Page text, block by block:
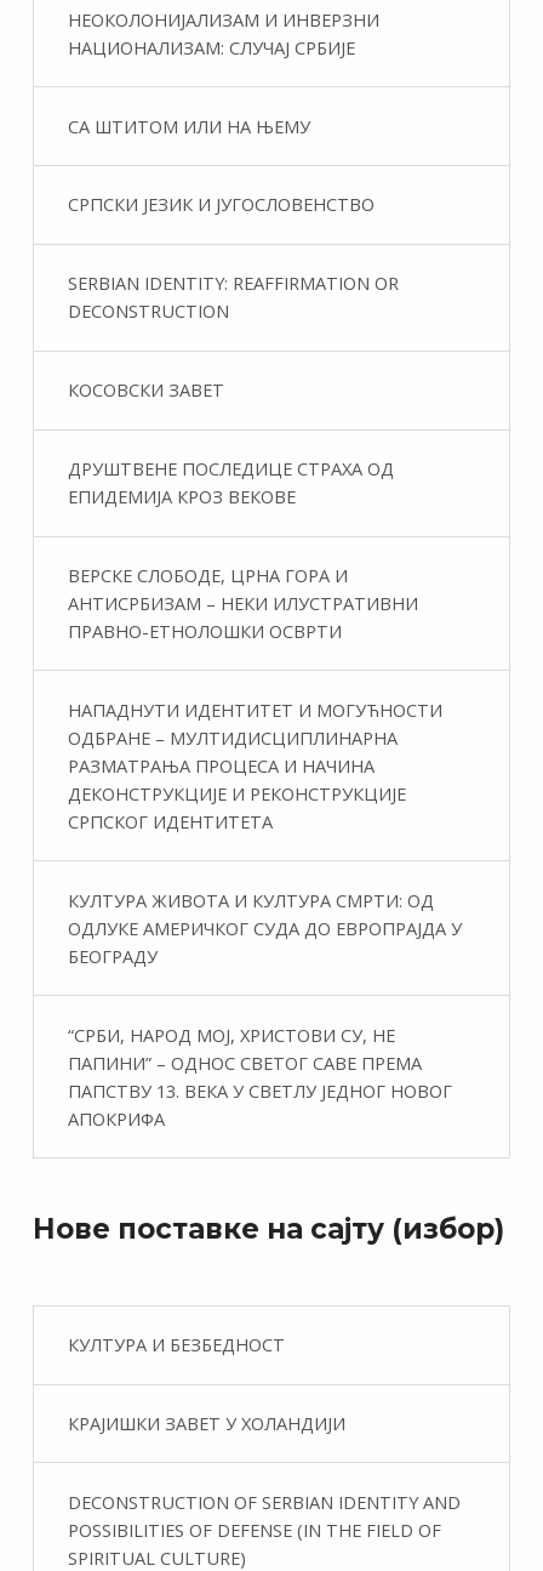
НЕОКОЛОНИЈАЛИЗАМ И ИНВЕРЗНИ
НАЦИОНАЛИЗАМ: СЛУЧАЈ СРБИЈЕ
СА ШТИТОМ ИЛИ НА ЊЕМУ
СРПСКИ ЈЕЗИК И ЈУГОСЛОВЕНСТВО
SERBIAN IDENTITY: REAFFIRMATION OR
DECONSTRUCTION
КОСОВСКИ ЗАВЕТ
ДРУШТВЕНЕ ПОСЛЕДИЦЕ СТРАХА ОД
ЕПИДЕМИЈА КРОЗ ВЕКОВЕ
ВЕРСКЕ СЛОБОДЕ, ЦРНА ГОРА И
АНТИСРБИЗАМ – НЕКИ ИЛУСТРАТИВНИ
ПРАВНО-ЕТНОЛОШКИ ОСВРТИ
НАПАДНУТИ ИДЕНТИТЕТ И МОГУЋНОСТИ
ОДБРАНЕ – МУЛТИДИСЦИПЛИНАРНА
РАЗМАТРАЊА ПРОЦЕСА И НАЧИНА
ДЕКОНСТРУКЦИЈЕ И РЕКОНСТРУКЦИЈЕ
СРПСКОГ ИДЕНТИТЕТА
КУЛТУРА ЖИВОТА И КУЛТУРА СМРТИ: ОД
ОДЛУКЕ АМЕРИЧКОГ СУДА ДО ЕВРОПРАЈДА У
БЕОГРАДУ
“СРБИ, НАРОД МОЈ, ХРИСТОВИ СУ, НЕ
ПАПИНИ” – ОДНОС СВЕТОГ САВЕ ПРЕМА
ПАПСТВУ 13. ВЕКА У СВЕТЛУ ЈЕДНОГ НОВОГ
АПОКРИФА
Нове поставке на сајту (избор)
КУЛТУРА И БЕЗБЕДНОСТ
КРАЈИШКИ ЗАВЕТ У ХОЛАНДИЈИ
DECONSTRUCTION OF SERBIAN IDENTITY AND
POSSIBILITIES OF DEFENSE (IN THE FIELD OF
SPIRITUAL CULTURE)